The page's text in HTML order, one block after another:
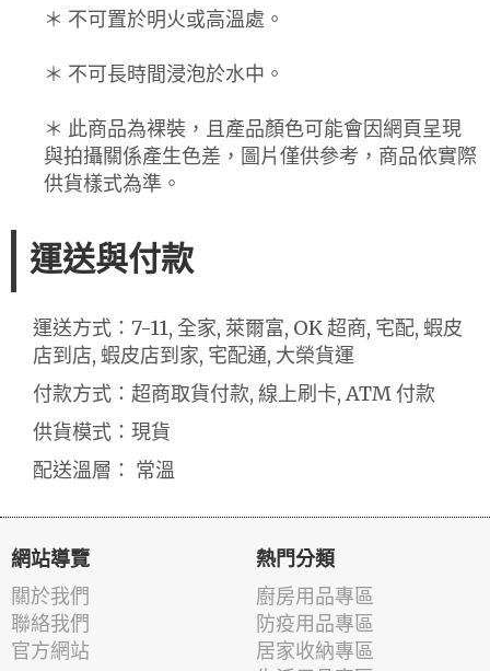
＊ 不可置於明火或高溫處。
＊ 不可長時間浸泡於水中。
＊ 此商品為裸裝，且產品顏色可能會因網頁呈現
與拍攝關係產生色差，圖片僅供參考，商品依實際
供貨樣式為準。
運送與付款
運送方式：7-11, 全家, 萊爾富, OK 超商, 宅配, 蝦皮
店到店, 蝦皮店到家, 宅配通, 大榮貨運
付款方式：超商取貨付款, 線上刷卡, ATM 付款
供貨模式：現貨
配送溫層： 常溫
網站導覽
關於我們
聯絡我們
官方網站
熱門分類
廚房用品專區
防疫用品專區
居家收納專區